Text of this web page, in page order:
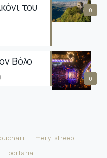
0
του
0
Βόλο
meryl streep
portaria